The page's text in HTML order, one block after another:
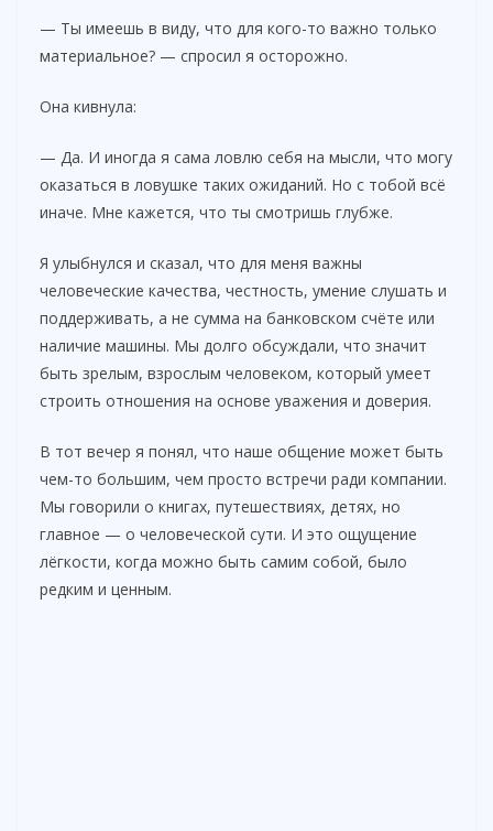
— Ты имеешь в виду, что для кого-то важно только
материальное? — спросил я осторожно.
Она кивнула:
— Да. И иногда я сама ловлю себя на мысли, что могу
оказаться в ловушке таких ожиданий. Но с тобой всё
иначе. Мне кажется, что ты смотришь глубже.
Я улыбнулся и сказал, что для меня важны
человеческие качества, честность, умение слушать и
поддерживать, а не сумма на банковском счёте или
наличие машины. Мы долго обсуждали, что значит
быть зрелым, взрослым человеком, который умеет
строить отношения на основе уважения и доверия.
В тот вечер я понял, что наше общение может быть
чем-то большим, чем просто встречи ради компании.
Мы говорили о книгах, путешествиях, детях, но
главное — о человеческой сути. И это ощущение
лёгкости, когда можно быть самим собой, было
редким и ценным.